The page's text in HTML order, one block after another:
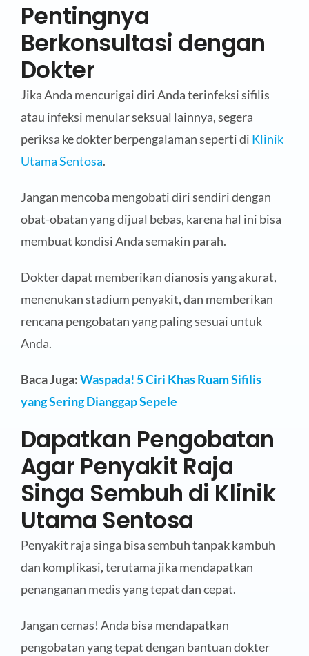
Pentingnya
Berkonsultasi dengan
Dokter
Jika Anda mencurigai diri Anda terinfeksi sifilis
atau infeksi menular seksual lainnya, segera
periksa ke dokter berpengalaman seperti di Klinik
Utama Sentosa.
Jangan mencoba mengobati diri sendiri dengan
obat-obatan yang dijual bebas, karena hal ini bisa
membuat kondisi Anda semakin parah.
Dokter dapat memberikan dianosis yang akurat,
menenukan stadium penyakit, dan memberikan
rencana pengobatan yang paling sesuai untuk
Anda.
Baca Juga:Waspada! 5 Ciri Khas Ruam Sifilis
yang Sering Dianggap Sepele
Dapatkan Pengobatan
Agar Penyakit Raja
Singa Sembuh di Klinik
Utama Sentosa
Penyakit raja singa bisa sembuh tanpak kambuh
dan komplikasi, terutama jika mendapatkan
penanganan medis yang tepat dan cepat.
Jangan cemas! Anda bisa mendapatkan
pengobatan yang tepat dengan bantuan dokter